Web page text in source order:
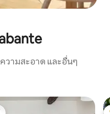
วามสะอาด และอื่นๆ